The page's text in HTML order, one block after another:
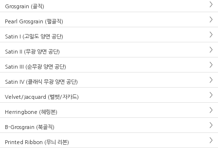
Grosgrain (골직)
Pearl Grosgrain (펄골직)
Satin I (고밀도 양면 공단)
Satin II (무광 양면 공단)
Satin III (순무광 양면 공단)
Satin IV (클래식 무광 양면 공단)
Velvet/Jacquard (벨벳/자카드)
Herringbone (헤링본)
B-Grosgrain (북골직)
Printed Ribbon (무늬 리본)